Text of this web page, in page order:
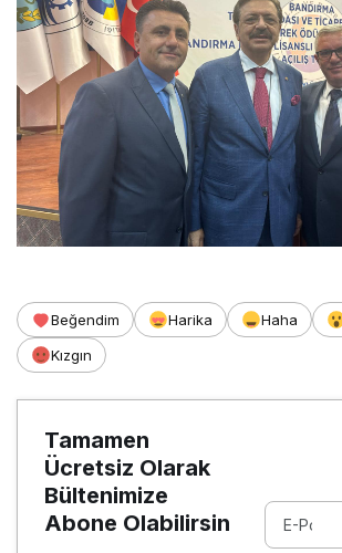
Beğendim Harika Haha
Kızgın
Tamamen
Ücretsiz Olarak
Bültenimize
Abone Olabilirsin